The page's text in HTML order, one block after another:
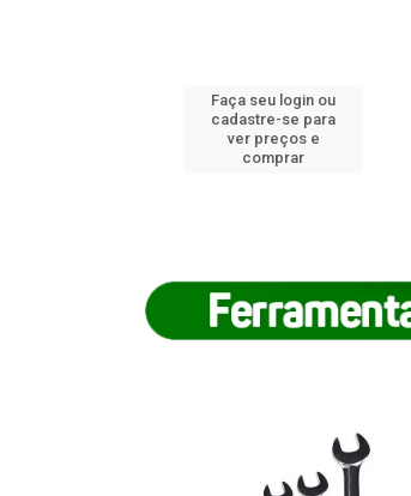
Faça seu login ou
cadastre-se para
ver preços e
comprar